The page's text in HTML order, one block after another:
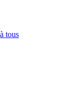
tous